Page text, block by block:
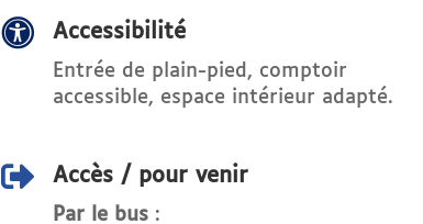
 Accessibilité
Entrée de plain-pied, comptoir
accessible, espace intérieur adapté.
 Accès / pour venir
Par le bus :